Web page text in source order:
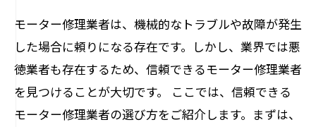
モーター修理業者は、機械的なトラブルや故障が発生
した場合に頼りになる存在です。しかし、業界では悪
徳業者も存在するため、信頼できるモーター修理業者
を見つけることが大切です。 ここでは、信頼できる
モーター修理業者の選び方をご紹介します。まずは、